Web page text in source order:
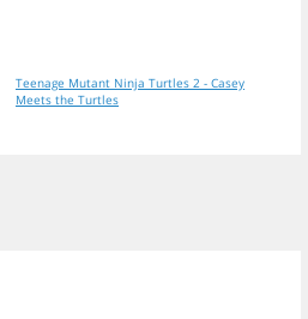
Teenage Mutant Ninja Turtles 2 - Casey
Meets the Turtles